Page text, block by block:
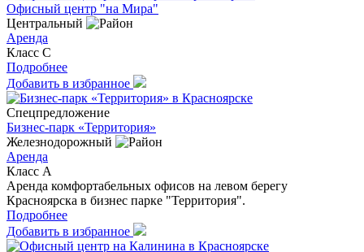
Офисный центр "на Мира"
Центральный
Аренда
Класс C
Подробнее
Добавить в избранное
Спецпредложение
Бизнес-парк «Территория»
Железнодорожный
Аренда
Класс A
Аренда комфортабельных офисов на левом берегу
Красноярска в бизнес парке "Территория".
Подробнее
Добавить в избранное